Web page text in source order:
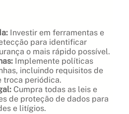
Investir em ferramentas e
para identificar
o mais rápido possível.
Implemente políticas
incluindo requisitos de
troca periódica.
Cumpra todas as leis e
de proteção de dados para
e litígios.